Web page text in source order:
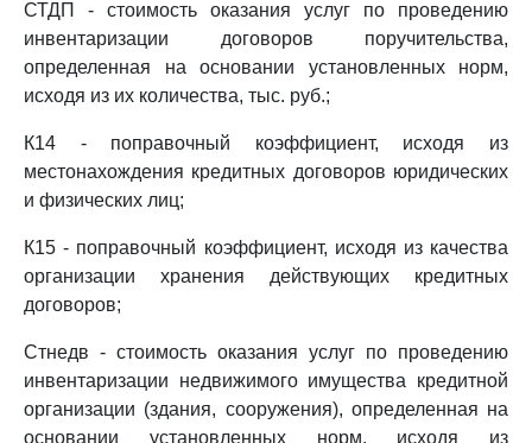
СТДП - стоимость оказания услуг по проведению
инвентаризации договоров поручительства,
определенная на основании установленных норм,
исходя из их количества, тыс. руб.;
К14 - поправочный коэффициент, исходя из
местонахождения кредитных договоров юридических
и физических лиц;
К15 - поправочный коэффициент, исходя из качества
организации хранения действующих кредитных
договоров;
Стнедв - стоимость оказания услуг по проведению
инвентаризации недвижимого имущества кредитной
организации (здания, сооружения), определенная на
основании установленных норм, исходя из